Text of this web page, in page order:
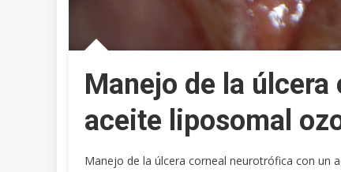
Manejo de la
aceite liposomal
Manejo de la úlcera corneal neurotrófica con un